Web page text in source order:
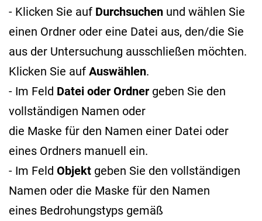
- Klicken Sie auf Durchsuchen und wählen Sie
einen Ordner oder eine Datei aus, den/die Sie
aus der Untersuchung ausschließen möchten.
Klicken Sie auf Auswählen.
- Im Feld Datei oder Ordner geben Sie den
vollständigen Namen oder
die Maske für den Namen einer Datei oder
eines Ordners manuell ein.
- Im Feld Objekt geben Sie den vollständigen
Namen oder die Maske für den Namen
eines Bedrohungstyps gemäß